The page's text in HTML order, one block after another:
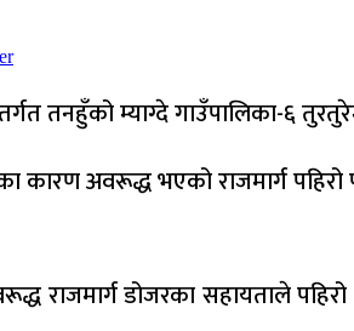
तनहुँको म्याग्दे गाउँपालिका-६
कारण अवरूद्ध भएको राजमार्ग
राजमार्ग डोजरका सहायताले